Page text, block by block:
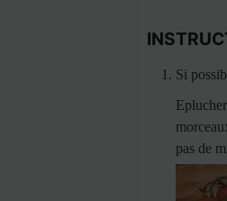
Si
Eplucher
pas de